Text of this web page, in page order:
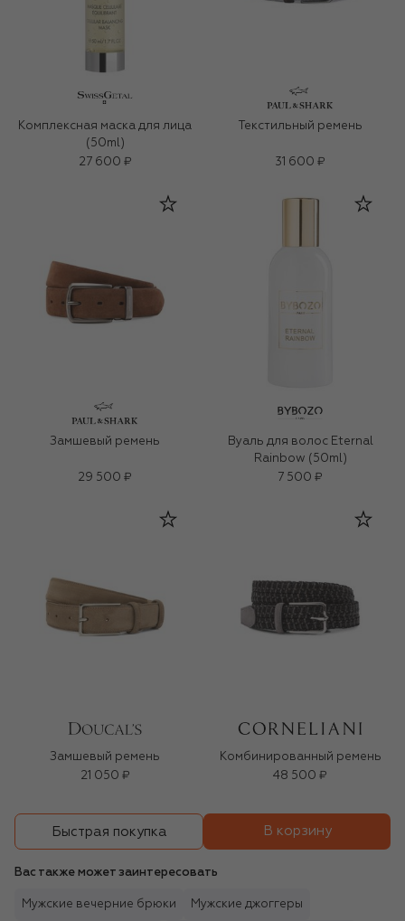
Комплексная маска для лица
(50ml)
27 600 ₽
Текстильный ремень
31 600 ₽
Замшевый ремень
29 500 ₽
Вуаль для волос Eternal
Rainbow (50ml)
7 500 ₽
Замшевый ремень
21 050 ₽
Комбинированный ремень
48 500 ₽
Быстрая покупка В корзину
Вас также может заинтересовать
Мужские вечерние брюки Мужские джоггеры